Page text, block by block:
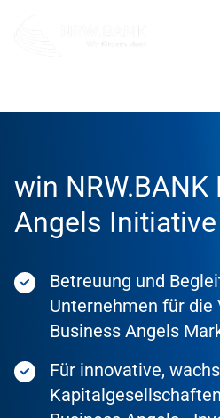
win
Angels Initiative
Betreuung und
Unternehmen für
Business Angels
Für innovative,